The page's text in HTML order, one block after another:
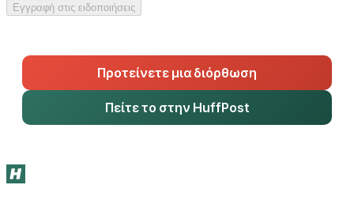
Εγγραφή στις ειδοποιήσεις
Προτείνετε μια διόρθωση
Πείτε το στην HuffPost